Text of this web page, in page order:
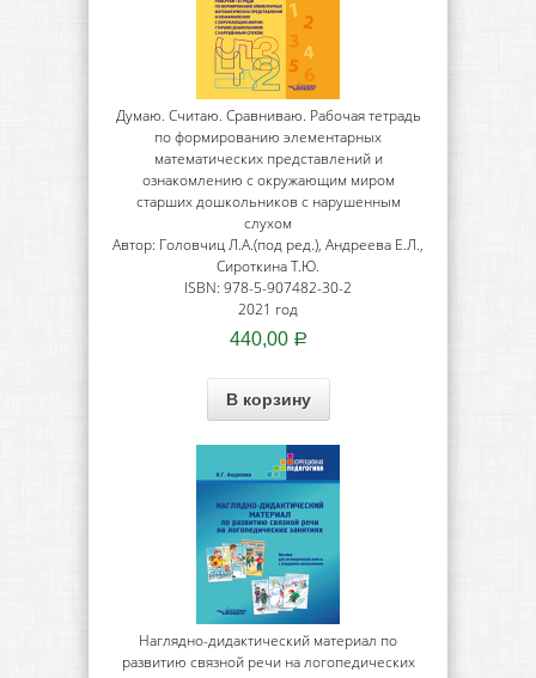
Думаю. Считаю. Сравниваю. Рабочая тетрадь
по формированию элементарных
математических представлений и
ознакомлению с окружающим миром
старших дошкольников с нарушенным
слухом
Автор: Головчиц Л.А.(под ред.), Андреева Е.Л.,
Сироткина Т.Ю.
ISBN: 978-5-907482-30-2
2021 год
440,00 Р
В корзину
Наглядно-дидактический материал по
развитию связной речи на логопедических